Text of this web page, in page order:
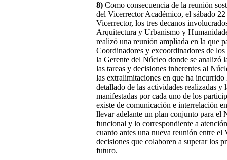
8) Como consecuencia de la reunión
del Vicerrector Académico, el sábado
Vicerrector, los tres decanos
Arquitectura y Urbanismo y
realizó una reunión ampliada en la que
Coordinadores y excoordinadores de
la Gerente del Núcleo donde se analizó
las tareas y decisiones inherentes al
las extralimitaciones en que ha
detallado de las actividades realizadas y
manifestadas por cada uno de los
existe de comunicación e interrelación
llevar adelante un plan conjunto para el
funcional y lo correspondiente a
cuanto antes una nueva reunión entre
decisiones que colaboren a superar los
futuro.